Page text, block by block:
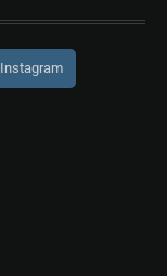
Instagram